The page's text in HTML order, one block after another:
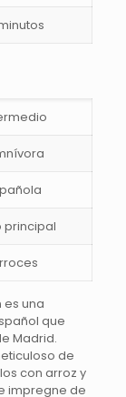
principal
es una
que
Madrid.
de
con arroz y
impregne de